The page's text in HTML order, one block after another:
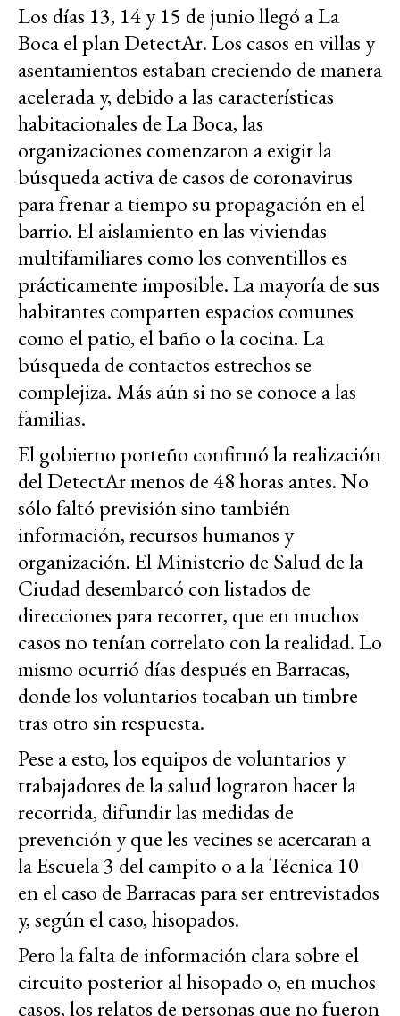
Los días 13, 14 y 15 de junio llegó a La
Boca el plan DetectAr. Los casos en villas y
asentamientos estaban creciendo de manera
acelerada y, debido a las características
habitacionales de La Boca, las
organizaciones comenzaron a exigir la
búsqueda activa de casos de coronavirus
para frenar a tiempo su propagación en el
barrio. El aislamiento en las viviendas
multifamiliares como los conventillos es
prácticamente imposible. La mayoría de sus
habitantes comparten espacios comunes
como el patio, el baño o la cocina. La
búsqueda de contactos estrechos se
complejiza. Más aún si no se conoce a las
familias.
El gobierno porteño confirmó la realización
del DetectAr menos de 48 horas antes. No
sólo faltó previsión sino también
información, recursos humanos y
organización. El Ministerio de Salud de la
Ciudad desembarcó con listados de
direcciones para recorrer, que en muchos
casos no tenían correlato con la realidad. Lo
mismo ocurrió días después en Barracas,
donde los voluntarios tocaban un timbre
tras otro sin respuesta.
Pese a esto, los equipos de voluntarios y
trabajadores de la salud lograron hacer la
recorrida, difundir las medidas de
prevención y que les vecines se acercaran a
la Escuela 3 del campito o a la Técnica 10
en el caso de Barracas para ser entrevistados
y, según el caso, hisopados.
Pero la falta de información clara sobre el
circuito posterior al hisopado o, en muchos
casos, los relatos de personas que no fueron